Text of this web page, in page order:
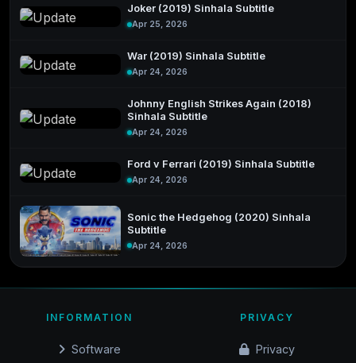
Joker (2019) Sinhala Subtitle
Apr 25, 2026
War (2019) Sinhala Subtitle
Apr 24, 2026
Johnny English Strikes Again (2018)
Sinhala Subtitle
Apr 24, 2026
Ford v Ferrari (2019) Sinhala Subtitle
Apr 24, 2026
Sonic the Hedgehog (2020) Sinhala
Subtitle
Apr 24, 2026
INFORMATION
Software
PRIVACY
Privacy